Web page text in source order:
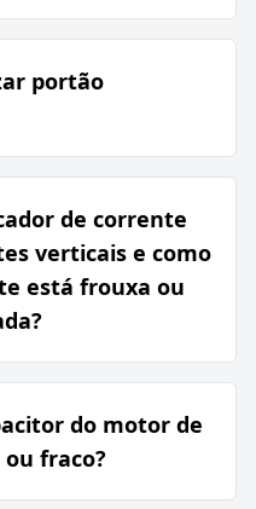
portão
de corrente
verticais e como
está frouxa ou
do motor de
fraco?